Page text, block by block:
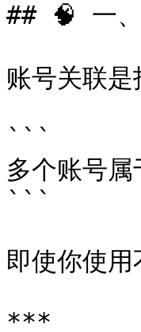
## 🧠 一、
账号关联
```
多个账号
```
即使你使
***